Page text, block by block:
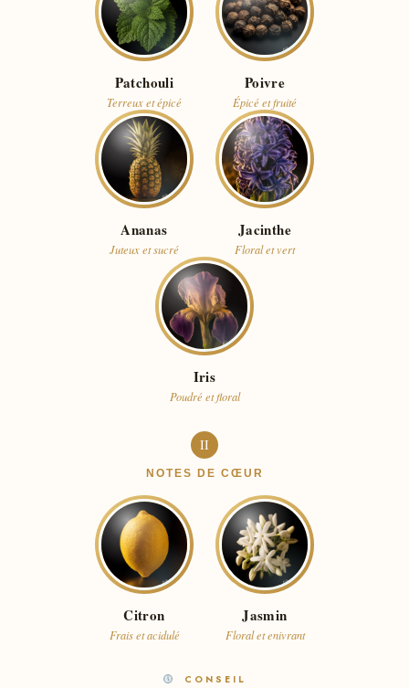
Patchouli
Terreux et épicé
Poivre
Épicé et fruité
Ananas
Juteux et sucré
Jacinthe
Floral et vert
Iris
Poudré et floral
II
NOTES DE CŒUR
Citron
Frais et acidulé
Jasmin
Floral et enivrant
CONSEIL